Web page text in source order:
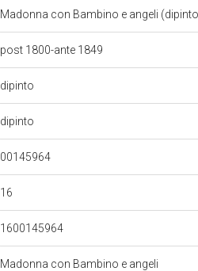
Madonna con Bambino e angeli
post 1800-ante 1849
dipinto
dipinto
00145964
16
1600145964
Madonna con Bambino e angeli